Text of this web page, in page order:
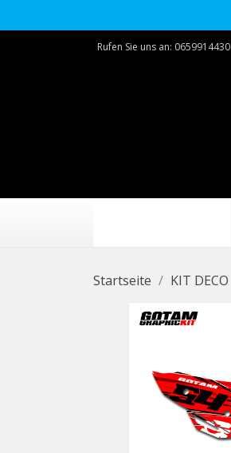
Rufen Sie uns an: 0659914430
Startseite KIT DECO